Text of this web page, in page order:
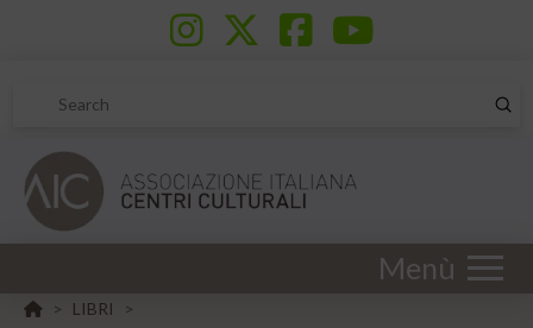
Search
Menù
HOME
> LIBRI
>